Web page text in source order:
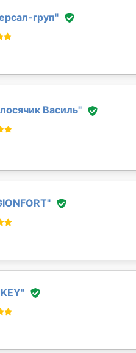
груп"
Василь"
"
"